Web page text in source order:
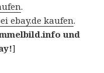
.
ebay.de kaufen.
und
]